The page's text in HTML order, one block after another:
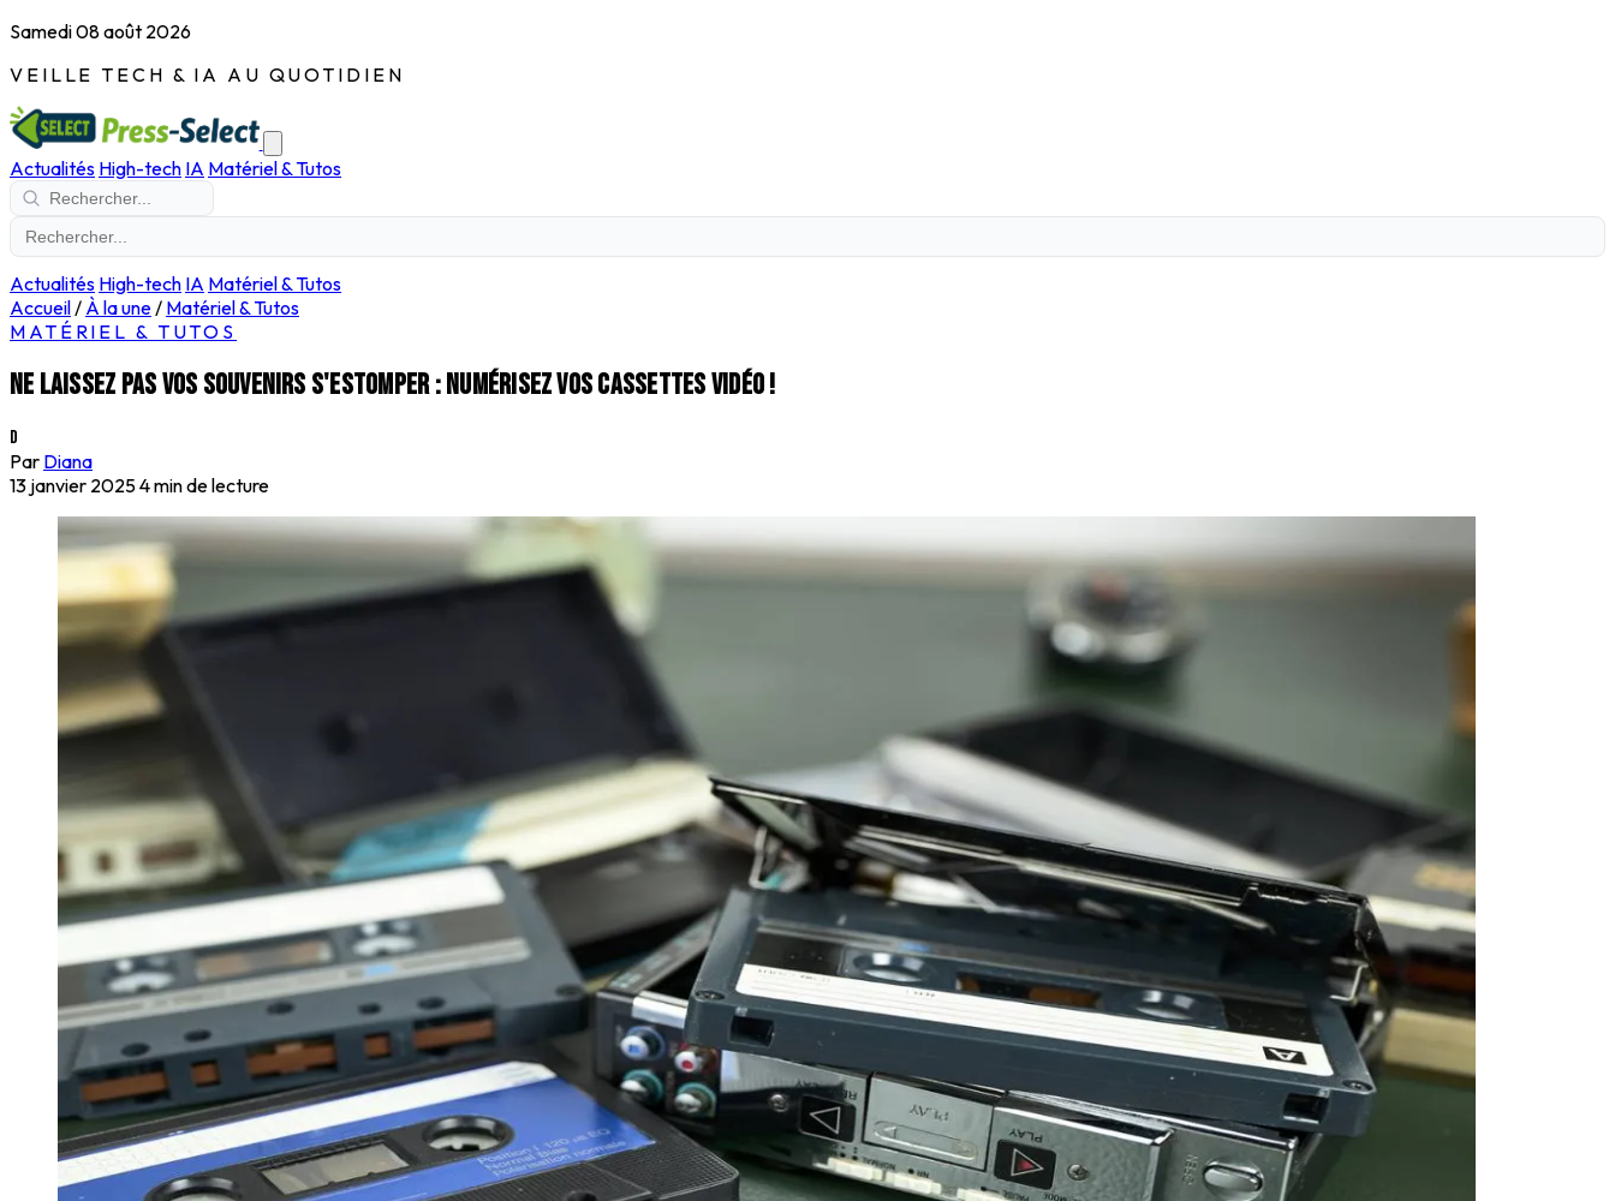
Samedi 08 août 2026
VEILLE TECH & IA AU QUOTIDIEN
Actualités High-tech IA Matériel & Tutos
Actualités High-tech IA Matériel & Tutos
Accueil/ À la une/ Matériel & Tutos
MATÉRIEL & TUTOS
Ne laissez pas vos souvenirs s'estomper : numérisez vos cassettes vidéo !
D
Par Diana
13 janvier 20254 min de lecture